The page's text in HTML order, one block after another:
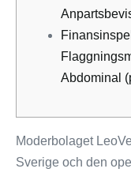
Abdominal
Moderbolaget
Sverige och den